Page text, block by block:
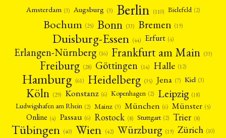
Amsterdam (3) Augsburg (3) Berlin (110) Bielefeld (2)
Bochum (25) Bonn (33) Bremen (19)
Duisburg-Essen (44) Erfurt (4)
Erlangen-Nürnberg (16) Frankfurt am Main (33)
Freiburg (28) Göttingen (14) Halle (12)
Hamburg (61) Heidelberg (35) Jena (7) Kiel (3)
Köln (29) Konstanz (6) Kopenhagen (2) Leipzig (18)
Ludwigshafen am Rhein (2) Mainz (3) München (6) Münster (5)
Online (4) Passau (6) Rostock (8) Stuttgart (2) Trier (8)
Tübingen (40) Wien (42) Würzburg (19) Zürich (10)